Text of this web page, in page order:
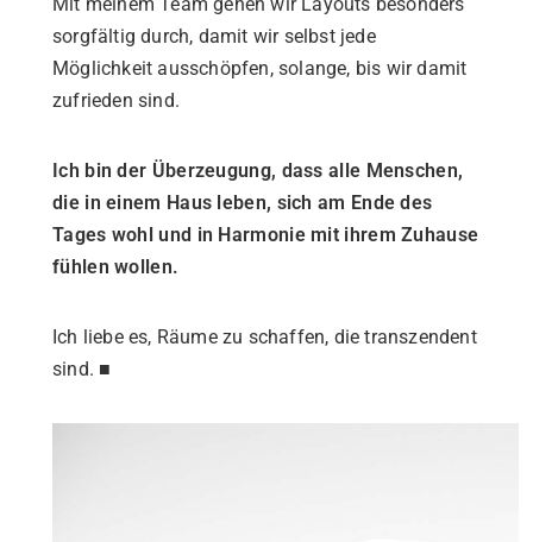
sorgfältig durch, damit wir selbst jede
Möglichkeit ausschöpfen, solange, bis wir damit
zufrieden sind.
Ich bin der Überzeugung, dass alle Menschen,
die in einem Haus leben, sich am Ende des
Tages wohl und in Harmonie mit ihrem Zuhause
fühlen wollen.
Ich liebe es, Räume zu schaffen, die transzendent
sind. ■